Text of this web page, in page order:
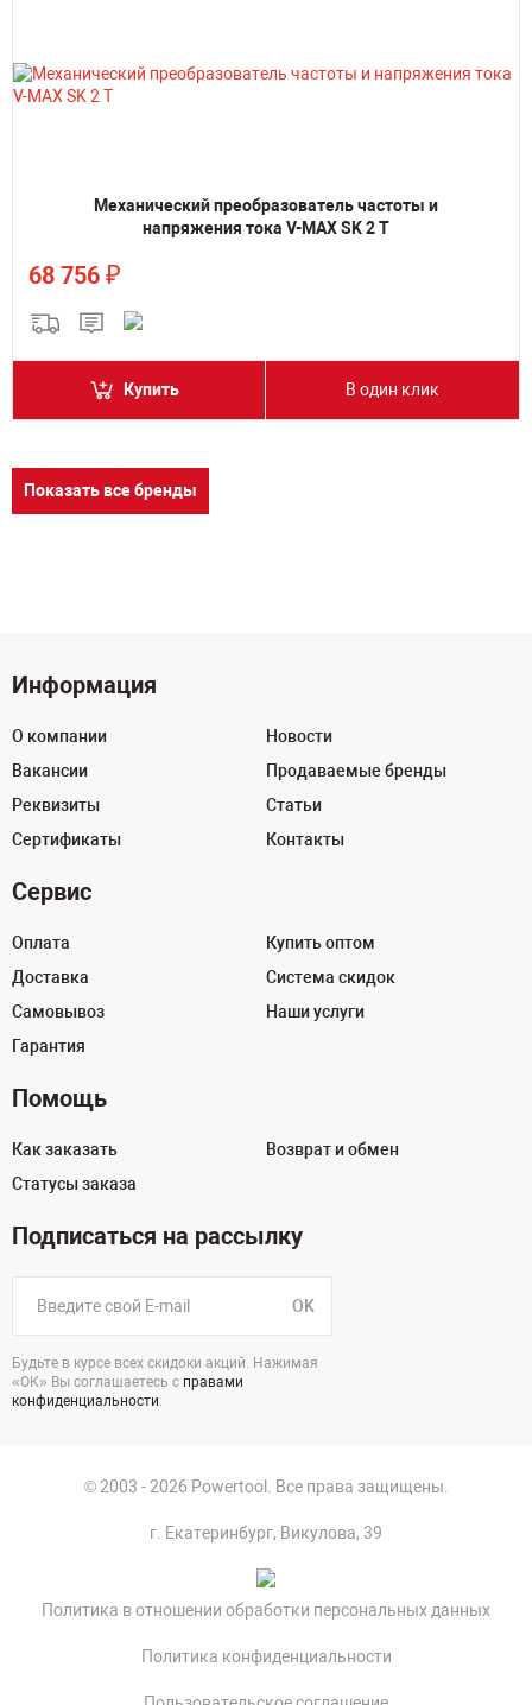
Механический преобразователь частоты и
напряжения тока V-MAX SK 2 T
68 756 ₽
Купить В один клик
Показать все бренды
Информация
О компании
Вакансии
Реквизиты
Сертификаты
Новости
Продаваемые бренды
Статьи
Контакты
Сервис
Оплата
Доставка
Самовывоз
Гарантия
Купить оптом
Система скидок
Наши услуги
Помощь
Как заказать
Статусы заказа
Возврат и обмен
Подписаться на рассылку
OK
Будьте в курсе всех скидоки акций. Нажимая
«ОК» Вы соглашаетесь с правами
конфиденциальности.
© 2003 - 2026 Powertool. Все права защищены.
г. Екатеринбург, Викулова, 39
Политика в отношении обработки персональных данных
Политика конфиденциальности